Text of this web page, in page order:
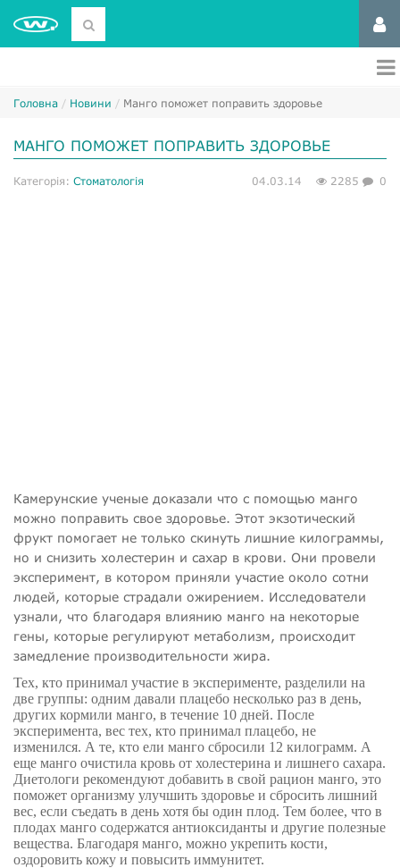
Головна Новини Манго поможет поправить здоровье
МАНГО ПОМОЖЕТ ПОПРАВИТЬ ЗДОРОВЬЕ
Категорія: Стоматологія 04.03.14 2285 0
Камерунские ученые доказали что с помощью манго
можно поправить свое здоровье. Этот экзотический
фрукт помогает не только скинуть лишние килограммы,
но и снизить холестерин и сахар в крови. Они провели
эксперимент, в котором приняли участие около сотни
людей, которые страдали ожирением. Исследователи
узнали, что благодаря влиянию манго на некоторые
гены, которые регулируют метаболизм, происходит
замедление производительности жира.
Тех, кто принимал участие в эксперименте, разделили на
две группы: одним давали плацебо несколько раз в день,
других кормили манго, в течение 10 дней. После
эксперимента, вес тех, кто принимал плацебо, не
изменился. А те, кто ели манго сбросили 12 килограмм. А
еще манго очистила кровь от холестерина и лишнего сахара.
Диетологи рекомендуют добавить в свой рацион манго, это
поможет организму улучшить здоровье и сбросить лишний
вес, если съедать в день хотя бы один плод. Тем более, что в
плодах манго содержатся антиоксиданты и другие полезные
вещества. Благодаря манго, можно укрепить кости,
оздоровить кожу и повысить иммунитет.